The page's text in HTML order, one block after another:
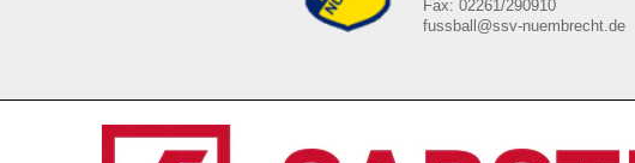
Fax: 02261/290910
fussball@ssv-nuembrecht.de